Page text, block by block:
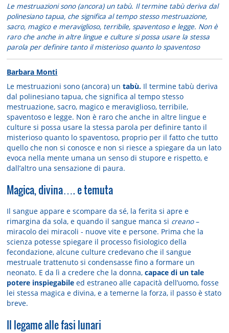
Le mestruazioni sono (ancora) un tabù. Il termine tabù deriva dal
polinesiano tapua, che significa al tempo stesso mestruazione,
sacro, magico e meraviglioso, terribile, spaventoso e legge. Non è
raro che anche in altre lingue e culture si possa usare la stessa
parola per definire tanto il misterioso quanto lo spaventoso
Barbara Monti
Le mestruazioni sono (ancora) untabù. Il termine tabù deriva
dal polinesiano tapua, che significa al tempo stesso
mestruazione, sacro, magico e meraviglioso, terribile,
spaventoso e legge. Non è raro che anche in altre lingue e
culture si possa usare la stessa parola per definire tanto il
misterioso quanto lo spaventoso, proprio per il fatto che tutto
quello che non si conosce e non si riesce a spiegare da un lato
evoca nella mente umana un senso di stupore e rispetto, e
dall’altro una sensazione di paura.
Magica, divina…. e temuta
Il sangue appare e scompare da sé, la ferita si apre e
rimargina da sola, e quando il sangue manca si creano–
miracolo dei miracoli - nuove vite e persone. Prima che la
scienza potesse spiegare il processo fisiologico della
fecondazione, alcune culture credevano che il sangue
mestruale trattenuto si condensasse fino a formare un
neonato. E da lì a credere che la donna,capace di un tale
potere inspiegabile ed estraneo alle capacità dell’uomo, fosse
lei stessa magica e divina, e a temerne la forza, il passo è stato
breve.
Il legame alle fasi lunari